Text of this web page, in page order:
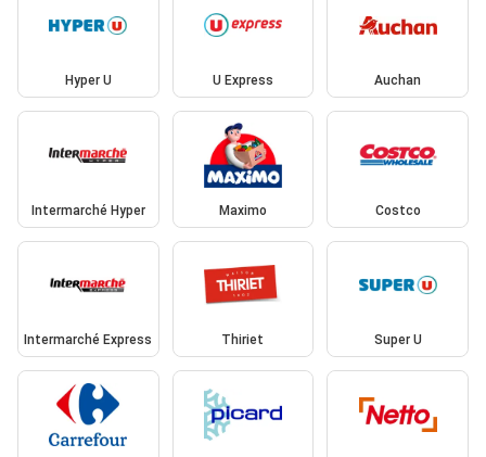
Hyper U U Express Auchan
Intermarché Hyper Maximo Costco
Intermarché Express Thiriet Super U